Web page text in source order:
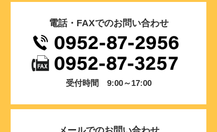
電話・FAXでのお問い合わせ
受付時間 9:00～17:00